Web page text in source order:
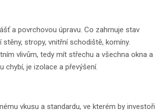
a povrchovou úpravu. Co zahrnuje stav
stropy, vnitřní schodiště, komíny.
vlivům, tedy mít střechu a všechna okna a
chybí, je izolace a převýšení.
vkusu a standardu, ve kterém by investoři